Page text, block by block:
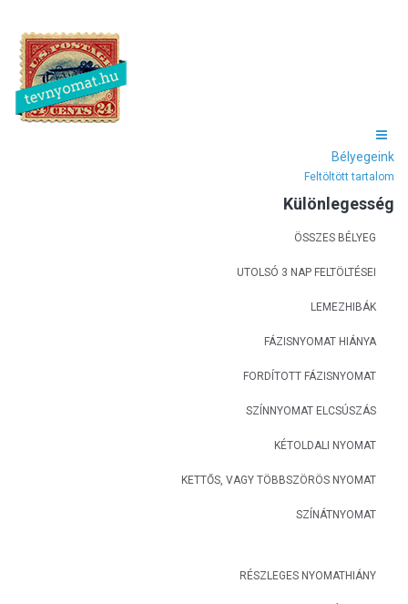
Bélyegeink
Feltöltött tartalom
Különlegesség
ÖSSZES BÉLYEG
UTOLSÓ 3 NAP FELTÖLTÉSEI
LEMEZHIBÁK
FÁZISNYOMAT HIÁNYA
FORDÍTOTT FÁZISNYOMAT
SZÍNNYOMAT ELCSÚSZÁS
KÉTOLDALI NYOMAT
KETTŐS, VAGY TÖBBSZÖRÖS NYOMAT
SZÍNÁTNYOMAT
RÉSZLEGES NYOMATHIÁNY